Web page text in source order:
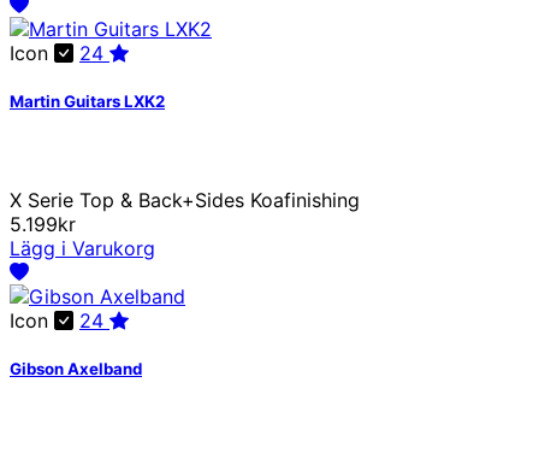
Icon 24
Martin Guitars LXK2
X Serie Top & Back+Sides Koafinishing
5.199kr
Lägg i Varukorg
Icon 24
Gibson Axelband